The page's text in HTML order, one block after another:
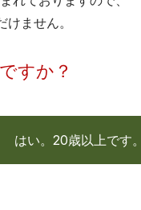
ません。
すか？
はい。20歳以上です